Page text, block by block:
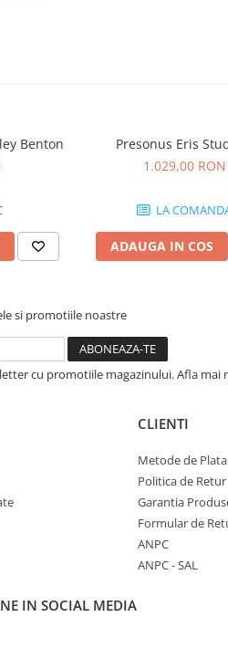
Benton
Presonus Eris
1.029,00 RON
LA
ADAUGA IN COS
si promotiile noastre
cu promotiile magazinului. Afla mai
CLIENTI
Metode de Plata
Politica de Retur
Garantia
Formular de
ANPC
ANPC - SAL
IN SOCIAL MEDIA